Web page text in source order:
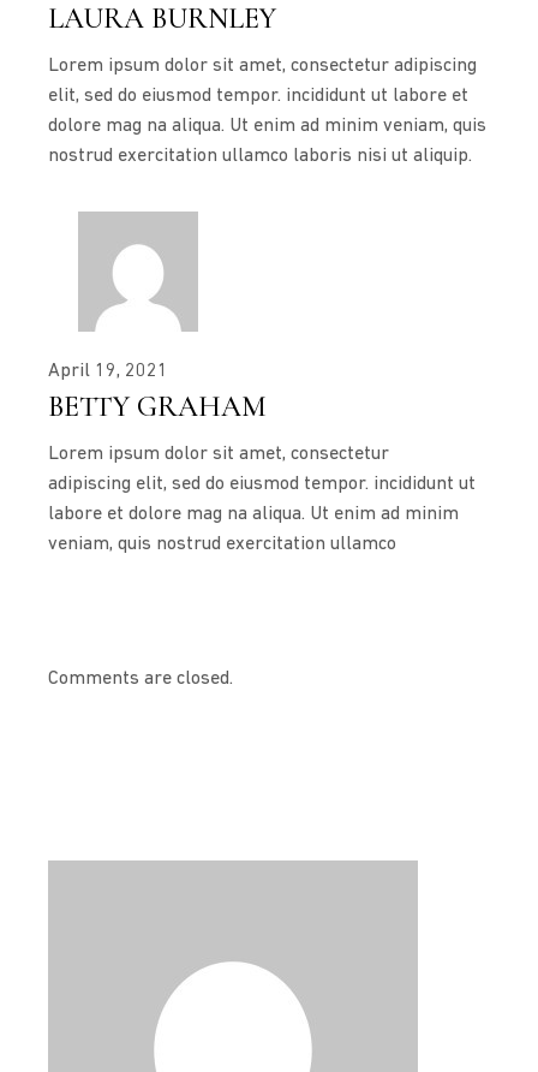
LAURA BURNLEY
Lorem ipsum dolor sit amet, consectetur adipiscing
elit, sed do eiusmod tempor. incididunt ut labore et
dolore mag na aliqua. Ut enim ad minim veniam, quis
nostrud exercitation ullamco laboris nisi ut aliquip.
April 19, 2021
BETTY GRAHAM
Lorem ipsum dolor sit amet, consectetur
adipiscing elit, sed do eiusmod tempor. incididunt ut
labore et dolore mag na aliqua. Ut enim ad minim
veniam, quis nostrud exercitation ullamco
Comments are closed.